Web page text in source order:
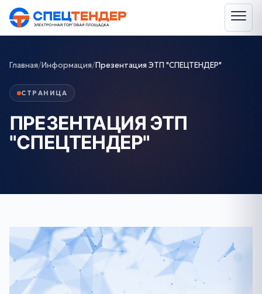
Главная/Информация/Презентация ЭТП "СПЕЦТЕНДЕР"
СТРАНИЦА
ПРЕЗЕНТАЦИЯ ЭТП
"СПЕЦТЕНДЕР"